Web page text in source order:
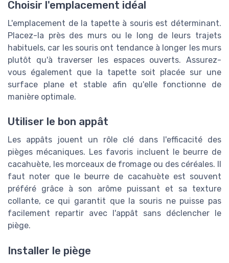
Choisir l'emplacement idéal
L'emplacement de la tapette à souris est déterminant.
Placez-la près des murs ou le long de leurs trajets
habituels, car les souris ont tendance à longer les murs
plutôt qu'à traverser les espaces ouverts. Assurez-
vous également que la tapette soit placée sur une
surface plane et stable afin qu'elle fonctionne de
manière optimale.
Utiliser le bon appât
Les appâts jouent un rôle clé dans l'efficacité des
pièges mécaniques. Les favoris incluent le beurre de
cacahuète, les morceaux de fromage ou des céréales. Il
faut noter que le beurre de cacahuète est souvent
préféré grâce à son arôme puissant et sa texture
collante, ce qui garantit que la souris ne puisse pas
facilement repartir avec l'appât sans déclencher le
piège.
Installer le piège